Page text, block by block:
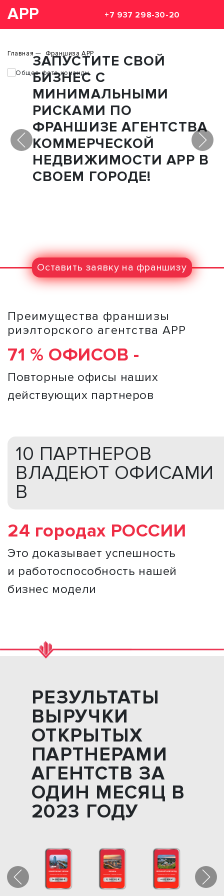
АРР +7 937 298-30-20
Главная Франшиза АРР
ЗАПУСТИТЕ СВОЙ
БИЗНЕС С
МИНИМАЛЬНЫМИ
РИСКАМИ ПО
ФРАНШИЗЕ АГЕНТСТВА
КОММЕРЧЕСКОЙ
НЕДВИЖИМОСТИ АРР В
СВОЕМ ГОРОДЕ!
Оставить заявку на франшизу
Преимущества франшизы
риэлторского агентства АРР
71 % ОФИСОВ -
Повторные офисы наших
действующих партнеров
10 ПАРТНЕРОВ
ВЛАДЕЮТ ОФИСАМИ
В
24 городах РОССИИ
Это доказывает успешность
и работоспособность нашей
бизнес модели
РЕЗУЛЬТАТЫ
ВЫРУЧКИ
ОТКРЫТЫХ
ПАРТНЕРАМИ
АГЕНТСТВ ЗА
ОДИН МЕСЯЦ В
2023 ГОДУ